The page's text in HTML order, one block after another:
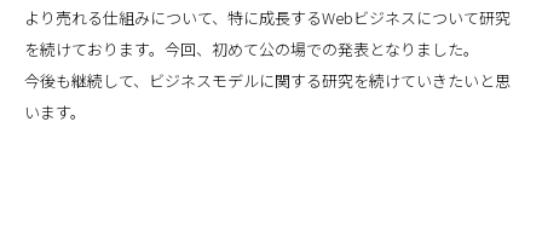
より売れる仕組みについて、特に成長するWebビジネスについて研究
を続けております。今回、初めて公の場での発表となりました。
今後も継続して、ビジネスモデルに関する研究を続けていきたいと思
います。